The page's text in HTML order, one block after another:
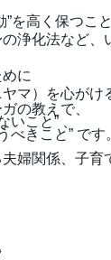
を高く保つこと
浄化法など、
に
マ）を心がけ
の教えで、
いこと” 、
べきこと” です
婦関係、子育